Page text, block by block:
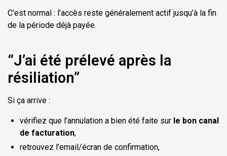
C’est normal : l’accès reste généralement actif jusqu’à la fin
de la période déjà payée.
“J’ai été prélevé après la
résiliation”
Si ça arrive :
vérifiez que l’annulation a bien été faite sur le bon canal
de facturation,
retrouvez l’email/écran de confirmation,